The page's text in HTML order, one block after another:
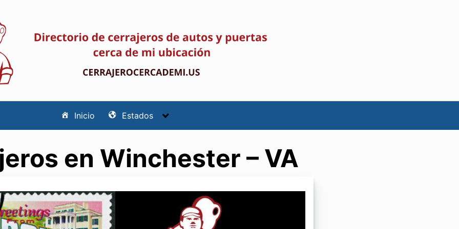
Inicio Estados
en Winchester – VA